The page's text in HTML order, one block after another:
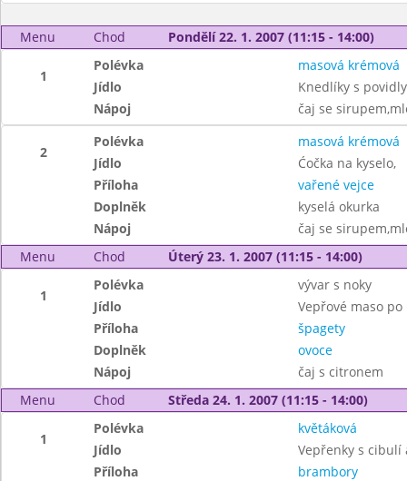
Menu Chod Pondělí 22. 1. 2007 (11:15 - 14:00)
1
Polévka
masová krémová
Jídlo
Knedlíky s
Nápoj
čaj se
2
Polévka
masová krémová
Jídlo
Ćočka na kyselo,
Příloha
vařené vejce
Doplněk
kyselá okurka
Nápoj
čaj se
Menu
Chod Úterý 23. 1. 2007 (11:15 - 14:00)
1
Polévka
vývar s noky
Jídlo
Vepřové maso po
Příloha
špagety
Doplněk
ovoce
Nápoj
čaj s citronem
Menu
Chod Středa 24. 1. 2007 (11:15 - 14:00)
1
Polévka
květáková
Jídlo
Vepřenky s cibulí
Příloha
brambory